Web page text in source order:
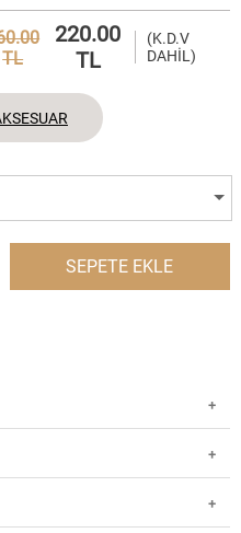
TL
220.00
TL
(K.D.V
DAHİL)
SEPETE EKLE